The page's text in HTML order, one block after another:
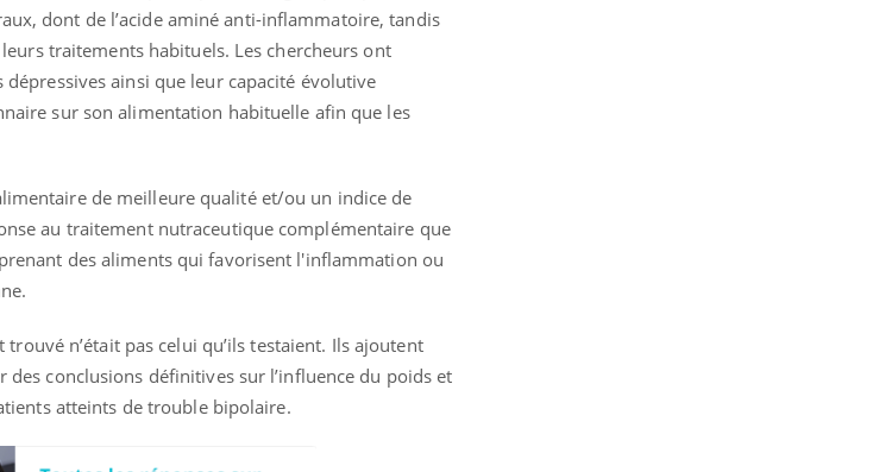
dont de l’acide aminé anti-inflammatoire, tandis
traitements habituels. Les chercheurs ont
dépressives ainsi que leur capacité évolutive
sur son alimentation habituelle afin que les
de meilleure qualité et/ou un indice de
au traitement nutraceutique complémentaire que
des aliments qui favorisent l'inflammation ou
n’était pas celui qu’ils testaient. Ils ajoutent
conclusions définitives sur l’influence du poids et
atteints de trouble bipolaire.